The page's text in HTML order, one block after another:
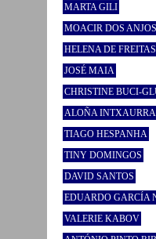
MARTA GILI
MOACIR DOS ANJOS
HELENA DE FREITAS
JOSÉ MAIA
CHRISTINE BUCI-
ALOÑA
TIAGO HESPANHA
TINY DOMINGOS
DAVID SANTOS
EDUARDO GARCÍA
VALERIE KABOV